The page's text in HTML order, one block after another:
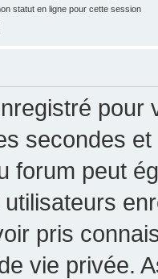
statut en ligne pour cette session
pour
secondes
forum peut
pris
vie privée.